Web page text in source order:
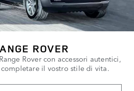
ROVER
Rover con accessori autentici,
il vostro stile di vita.